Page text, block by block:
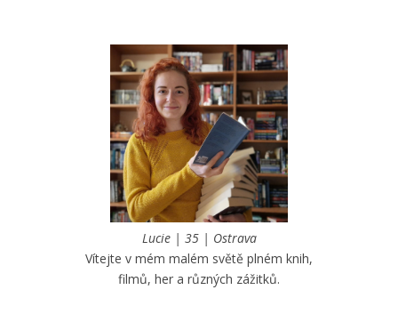
Lucie | 35 | Ostrava
Vítejte v mém malém světě plném knih,
filmů, her a různých zážitků.